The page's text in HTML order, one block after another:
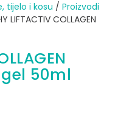
tijelo i kosu / Proizvodi
LIFTACTIV COLLAGEN
50ml